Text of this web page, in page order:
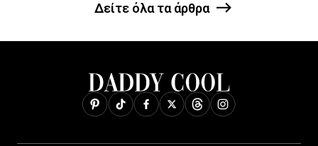
Δείτε όλα τα άρθρα